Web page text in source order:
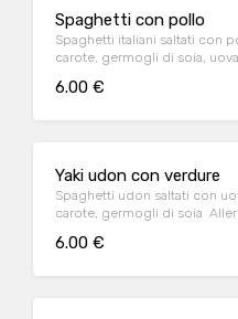
Spaghetti con pollo
Spaghetti italiani saltati con
carote, germogli di soia,
6.00 €
Yaki udon con verdure
Spaghetti udon saltati con
carote, germogli di soia
6.00 €